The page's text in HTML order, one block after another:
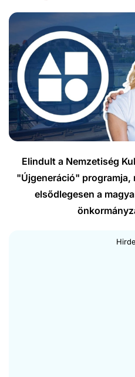
Elindult a Nemzetiség
"Újgeneráció" programja,
elsődlegesen a